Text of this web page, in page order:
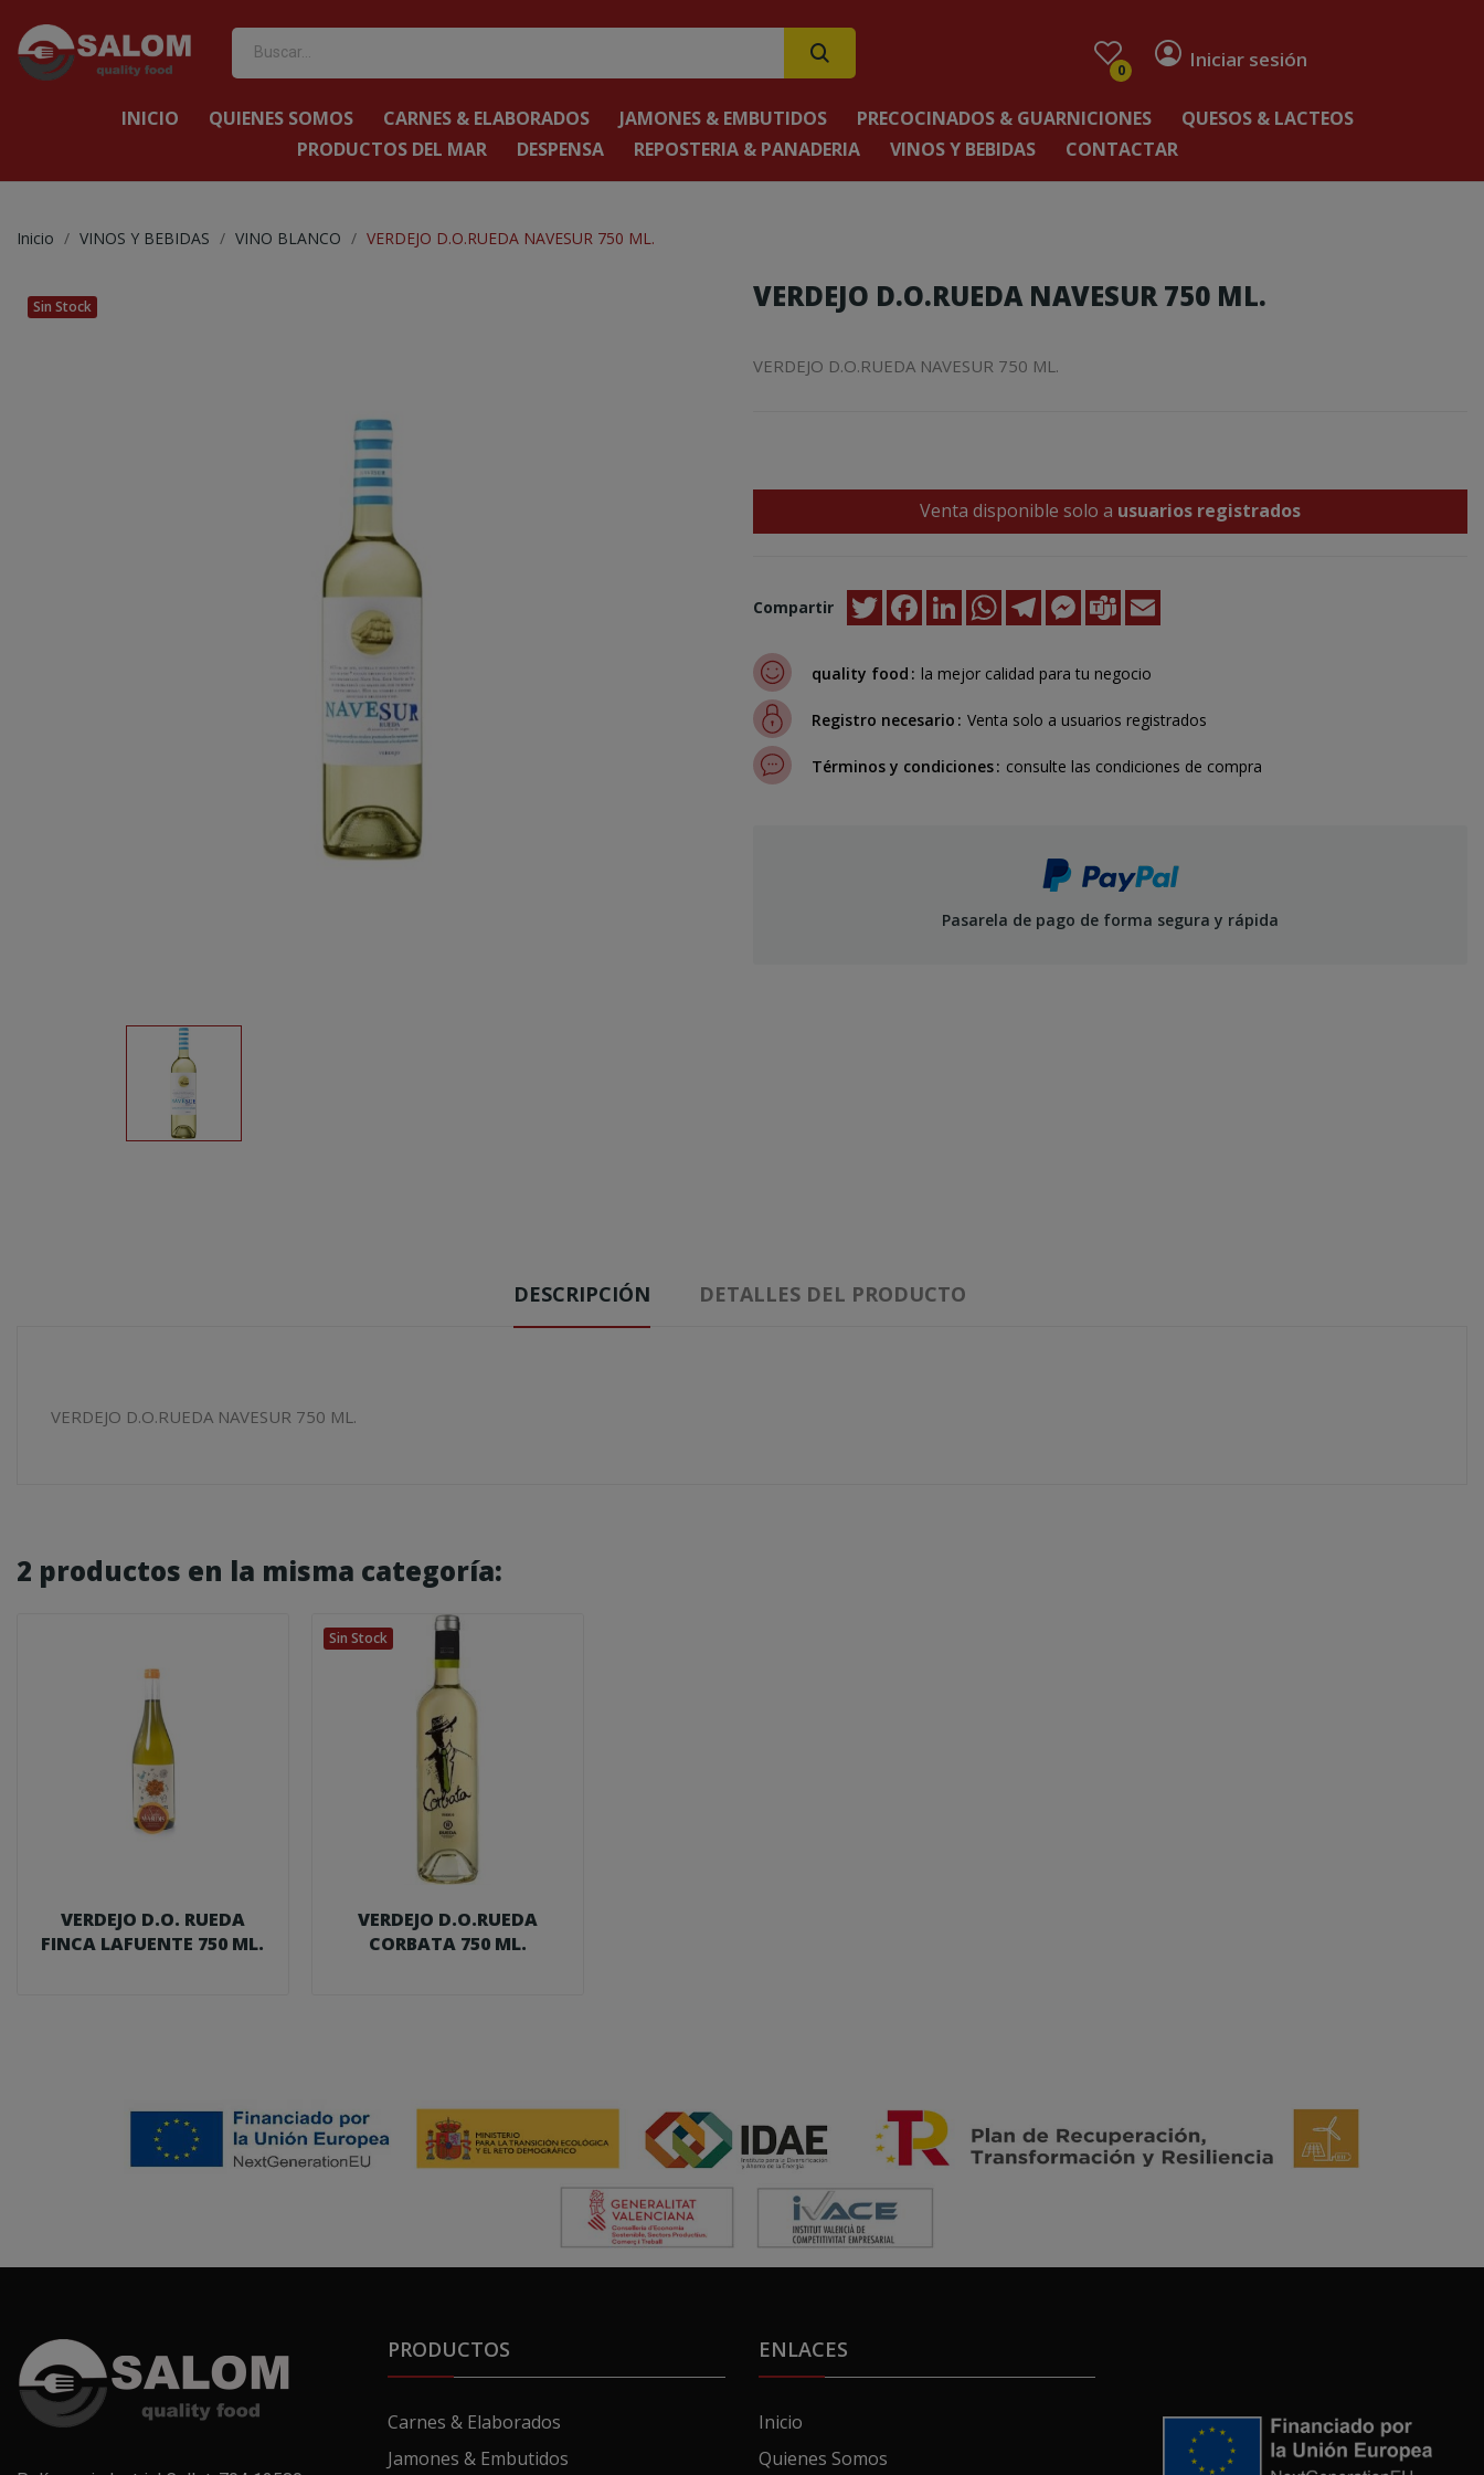
0 Iniciar sesión
INICIO QUIENES SOMOS CARNES & ELABORADOS JAMONES & EMBUTIDOS PRECOCINADOS & GUARNICIONES
QUESOS & LACTEOS
PRODUCTOS DEL MAR
DESPENSA REPOSTERIA & PANADERIA VINOS Y BEBIDAS CONTACTAR
Inicio VINOS Y BEBIDAS VINO BLANCO VERDEJO D.O.RUEDA NAVESUR 750 ML.
Sin Stock VERDEJO D.O.RUEDA NAVESUR 750 ML.
VERDEJO D.O.RUEDA NAVESUR 750 ML.
Venta disponible solo a usuarios registrados
Compartir TwitterFacebookLinkedInWhatsAppTelegramMessenger
Teams
quality food la mejor calidad para tu negocio
Registro necesario Venta solo a usuarios registrados
Términos y condiciones consulte las condiciones de compra
Pasarela de pago de forma segura y rápida
DESCRIPCIÓN DETALLES DEL PRODUCTO
VERDEJO D.O.RUEDA NAVESUR 750 ML.
2 productos en la misma categoría:
VERDEJO D.O. RUEDA
FINCA LAFUENTE 750 ML.
Sin Stock
VERDEJO D.O.RUEDA
CORBATA 750 ML.
PRODUCTOS
Carnes & Elaborados
Jamones & Embutidos
ENLACES
Inicio
Quienes Somos